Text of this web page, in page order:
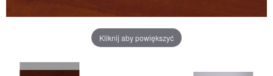
Kliknij aby powiększyć